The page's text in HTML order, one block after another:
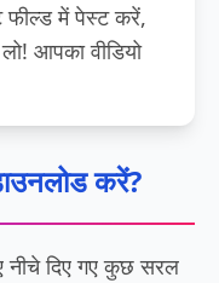
फील्ड में पेस्ट करें,
आपका वीडियो
करें?
नीचे दिए गए कुछ सरल